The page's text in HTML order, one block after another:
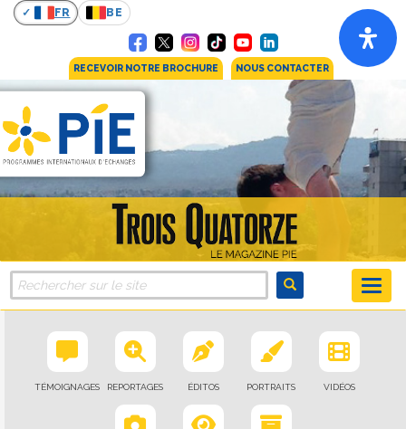
FR BE
RECEVOIR NOTRE BROCHURE NOUS CONTACTER
TÉMOIGNAGES REPORTAGES ÉDITOS PORTRAITS VIDÉOS